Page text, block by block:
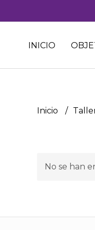
INICIO
Inicio
No se han